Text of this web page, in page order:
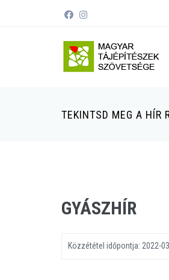
TEKINTSD MEG A HÍR
GYÁSZHÍR
Közzététel időpontja: 2022-